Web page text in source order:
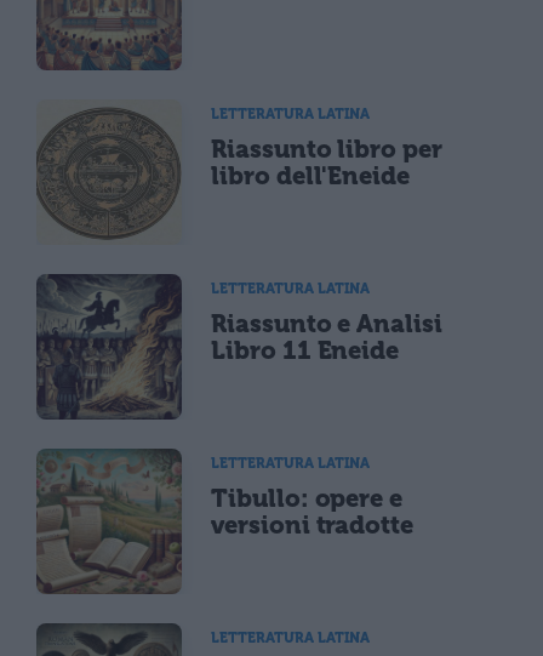
LETTERATURA LATINA
Riassunto libro per
libro dell'Eneide
LETTERATURA LATINA
Riassunto e Analisi
Libro 11 Eneide
LETTERATURA LATINA
Tibullo: opere e
versioni tradotte
LETTERATURA LATINA